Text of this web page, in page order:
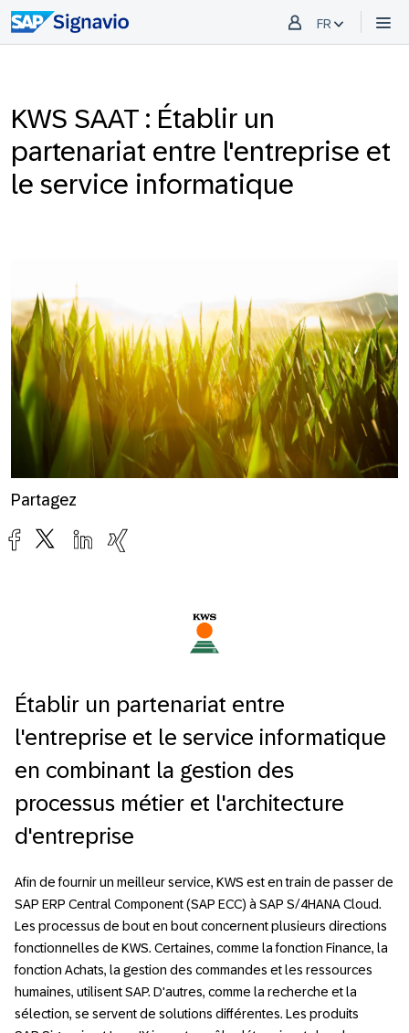
FR
KWS SAAT : Établir un
partenariat entre l'entreprise et
le service informatique
Partagez
Établir un partenariat entre
l'entreprise et le service informatique
en combinant la gestion des
processus métier et l'architecture
d'entreprise
Afin de fournir un meilleur service, KWS est en train de passer de
SAP ERP Central Component (SAP ECC) à SAP S/4HANA Cloud.
Les processus de bout en bout concernent plusieurs directions
fonctionnelles de KWS. Certaines, comme la fonction Finance, la
fonction Achats, la gestion des commandes et les ressources
humaines, utilisent SAP. D'autres, comme la recherche et la
sélection, se servent de solutions différentes. Les produits